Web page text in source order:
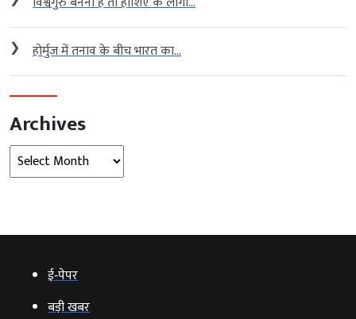
❯ होर्मुज में तनाव के बीच भारत का...
Archives
Archives
ई‑पेपर
बड़ी खबर